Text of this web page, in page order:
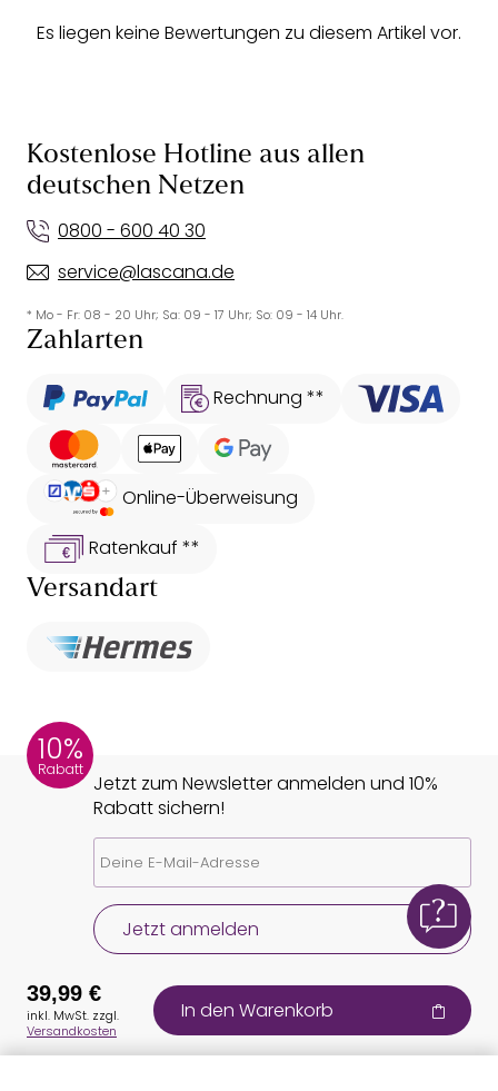
Es liegen keine Bewertungen zu diesem Artikel vor.
Kostenlose Hotline aus allen
deutschen Netzen
0800 - 600 40 30
service@lascana.de
* Mo - Fr: 08 - 20 Uhr; Sa: 09 - 17 Uhr; So: 09 - 14 Uhr.
Zahlarten
Rechnung **
Online-Überweisung
Ratenkauf **
Versandart
10%
Rabatt
Jetzt zum Newsletter anmelden und 10%
Rabatt sichern!
Jetzt anmelden
39,99 €
inkl. MwSt. zzgl.
Versandkosten
In den Warenkorb